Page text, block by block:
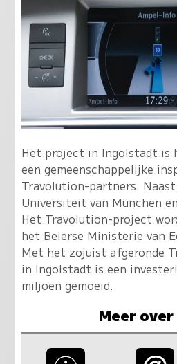
Het project in Ingolstadt is
een gemeenschappelijke
Travolution-partners.
Universiteit van München
Het Travolution-project
het Beierse Ministerie van
Met het zojuist afgeronde
in Ingolstadt is een
miljoen gemoeid.
Meer